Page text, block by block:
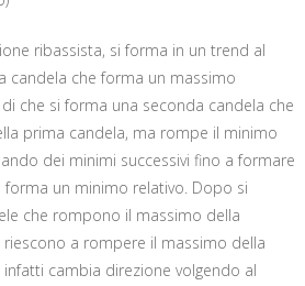
ribassista, si forma in un trend al
candela che forma un massimo
che si forma una seconda candela che
prima candela, ma rompe il minimo
dei minimi successivi fino a formare
un minimo relativo. Dopo si
che rompono il massimo della
a rompere il massimo della
cambia direzione volgendo al